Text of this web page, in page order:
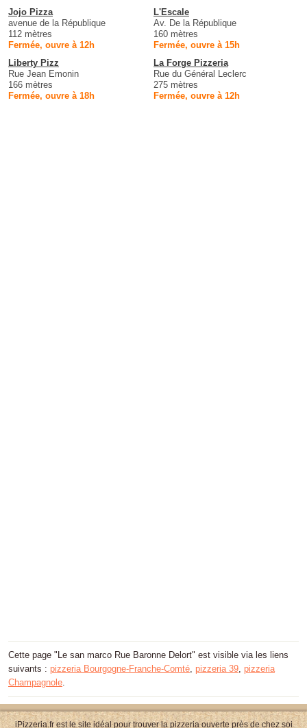
Jojo Pizza
avenue de la République
112 mètres
Fermée, ouvre à 12h
L'Escale
Av. De la République
160 mètres
Fermée, ouvre à 15h
Liberty Pizz
Rue Jean Emonin
166 mètres
Fermée, ouvre à 18h
La Forge Pizzeria
Rue du Général Leclerc
275 mètres
Fermée, ouvre à 12h
Cette page "Le san marco Rue Baronne Delort" est visible via les liens
suivants : pizzeria Bourgogne-Franche-Comté pizzeria 39 pizzeria
Champagnole
iPizzeria.fr est le site idéal pour trouver la pizzeria ouverte près de chez soi